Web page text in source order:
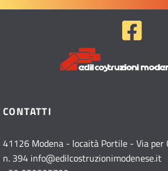
CONTATTI
41126 Modena - locaità Portile - Via per
n. 394 info@edilcostruzionimodenese.it